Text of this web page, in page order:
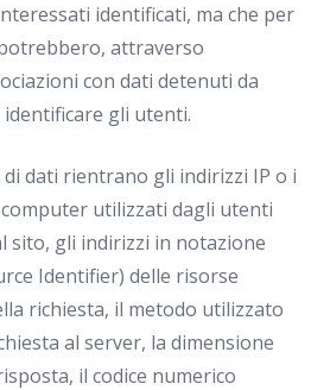
identificati, ma che per
attraverso
con dati detenuti da
gli utenti.
dati rientrano gli indirizzi IP o i
utilizzati dagli utenti
sito, gli indirizzi in notazione
Identifier) delle risorse
richiesta, il metodo utilizzato
al server, la dimensione
il codice numerico